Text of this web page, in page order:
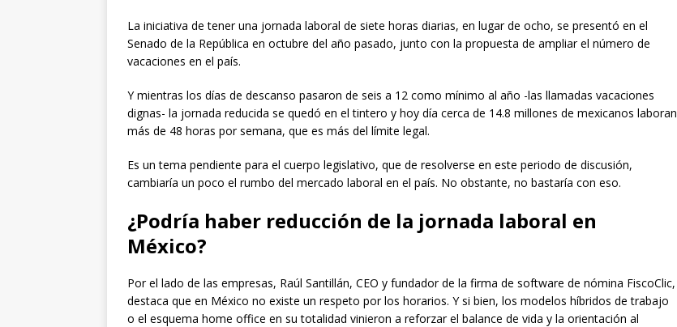
La iniciativa de tener una jornada laboral de siete horas diarias, en lugar de ocho, se presentó en el
Senado de la República en octubre del año pasado, junto con la propuesta de ampliar el número de
vacaciones en el país.
Y mientras los días de descanso pasaron de seis a 12 como mínimo al año -las llamadas vacaciones
dignas- la jornada reducida se quedó en el tintero y hoy día cerca de 14.8 millones de mexicanos laboran
más de 48 horas por semana, que es más del límite legal.
Es un tema pendiente para el cuerpo legislativo, que de resolverse en este periodo de discusión,
cambiaría un poco el rumbo del mercado laboral en el país. No obstante, no bastaría con eso.
¿Podría haber reducción de la jornada laboral en
México?
Por el lado de las empresas, Raúl Santillán, CEO y fundador de la firma de software de nómina FiscoClic,
destaca que en México no existe un respeto por los horarios. Y si bien, los modelos híbridos de trabajo
o el esquema home office en su totalidad vinieron a reforzar el balance de vida y la orientación al